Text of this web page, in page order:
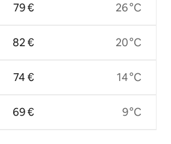
79 €
82 €
74 €
69 €
26 °C
20 °C
14 °C
9 °C